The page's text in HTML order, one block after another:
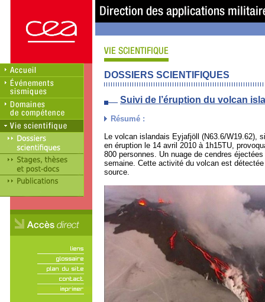
DOSSIERS SCIENTIFIQUES
Suivi de l’éruption du volcan
Résumé :
Le volcan islandais Eyjafjöll (N63.6/W19.62),
en éruption le 14 avril 2010 à 1h15TU,
800 personnes. Un nuage de cendres
semaine. Cette activité du volcan est
source.